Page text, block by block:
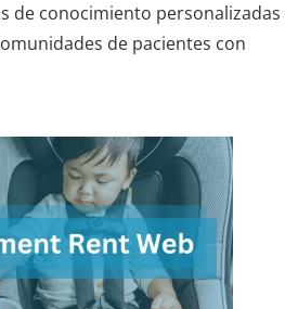
de conocimiento personalizadas
de pacientes con